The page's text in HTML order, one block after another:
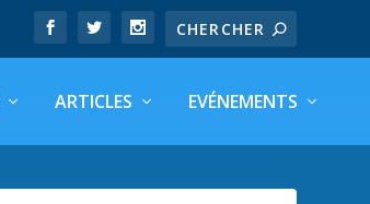
ARTICLES EVÉNEMENTS